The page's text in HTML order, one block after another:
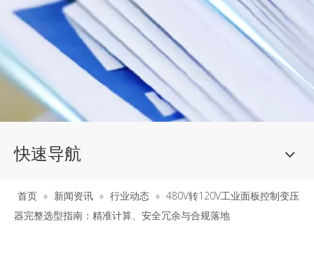
快速导航
首页 » 新闻资讯 » 行业动态 » 480V转120V工业面板控制变压
器完整选型指南：精准计算、安全冗余与合规落地